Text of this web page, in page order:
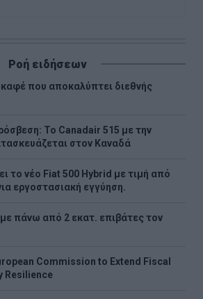
Ροή ειδήσεων
που αποκαλύπτει διεθνής
Το Canadair 515 με την
στον Καναδά
τo νέο Fiat 500 Hybrid με τιμή από
εργοστασιακή εγγύηση.
πάνω από 2 εκατ. επιβάτες τον
Commission to Extend Fiscal
Resilience